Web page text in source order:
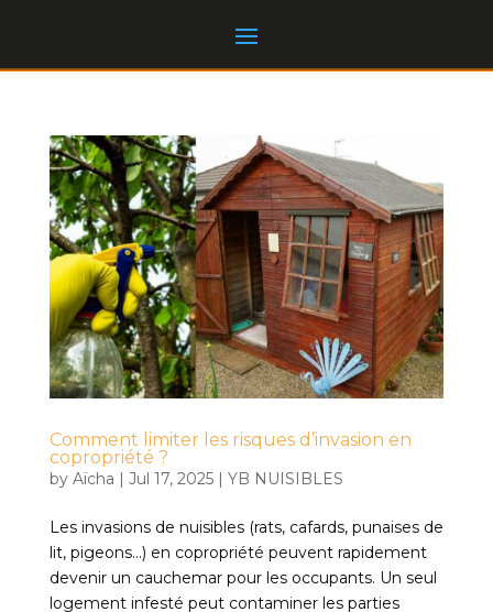
Comment limiter les risques d’invasion en
copropriété ?
by Aïcha | Jul 17, 2025| YB NUISIBLES
Les invasions de nuisibles (rats, cafards, punaises de
lit, pigeons…) en copropriété peuvent rapidement
devenir un cauchemar pour les occupants. Un seul
logement infesté peut contaminer les parties